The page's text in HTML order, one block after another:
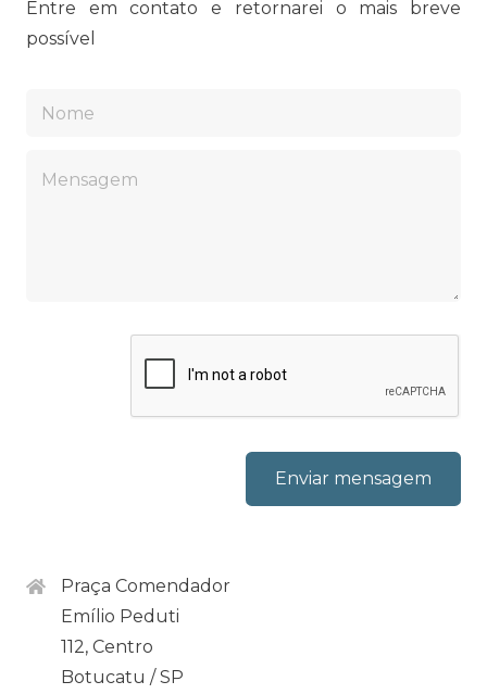
Entre em contato e retornarei o mais breve
possível
Praça Comendador
Emílio Peduti
112, Centro
Botucatu / SP